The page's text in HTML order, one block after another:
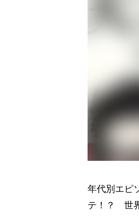
年代別エピ
テ！？ 世